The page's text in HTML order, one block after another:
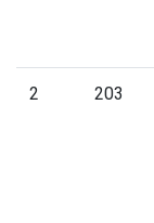
2 203